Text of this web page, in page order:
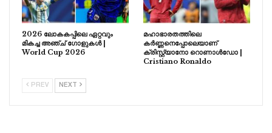
2026 ലോകകപ്പിലെ ഏറ്റവും
മികച്ച അഞ്ച് ഗോളുകൾ |
World Cup 2026
മഹാഭാരതത്തിലെ
കർണ്ണനെപ്പോലെയാണ്
ക്രിസ്റ്റ്യാനോ റൊണാൾഡോ |
Cristiano Ronaldo
PREV NEXT